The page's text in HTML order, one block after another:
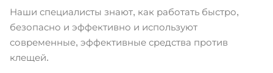
Наши специалисты знают, как работать быстро,
безопасно и эффективно и используют
современные, эффективные средства против
клещей.